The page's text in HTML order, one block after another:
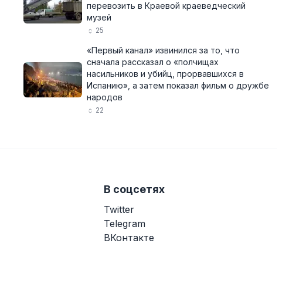
перевозить в Краевой краеведческий
музей
25
«Первый канал» извинился за то, что
сначала рассказал о «полчищах
насильников и убийц, прорвавшихся в
Испанию», а затем показал фильм о дружбе
народов
22
В соцсетях
Twitter
Telegram
ВКонтакте